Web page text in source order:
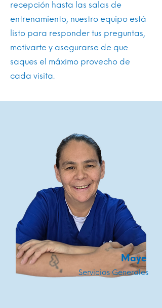
recepción hasta las salas de
entrenamiento, nuestro equipo está
listo para responder tus preguntas,
motivarte y asegurarse de que
saques el máximo provecho de
cada visita.
Maye
Servicios Generales